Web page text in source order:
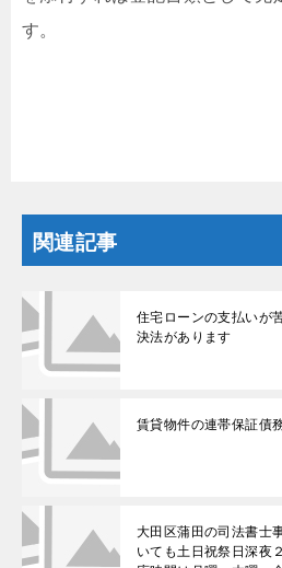
す。
関連記事
住宅ローンの支払いが
決法があります
賃貸物件の連帯保証債
大田区蒲田の司法書士
いても土日祝祭日深夜